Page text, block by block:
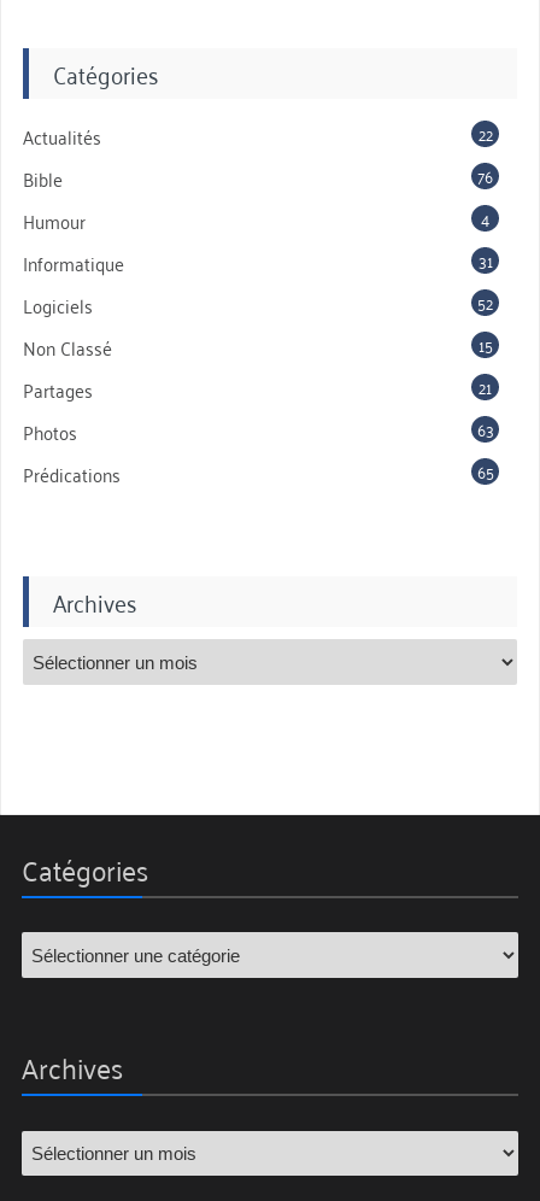
Catégories
Actualités 22
Bible 76
Humour 4
Informatique 31
Logiciels 52
Non Classé 15
Partages 21
Photos 63
Prédications 65
Archives
Catégories
Archives